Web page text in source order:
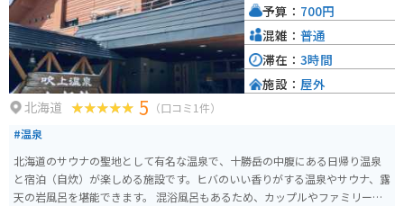
北海道 5 （口コミ1件）
#温泉
北海道のサウナの聖地として有名な温泉で、十勝岳の中腹にある日帰り温泉
と宿泊（自炊）が楽しめる施設です。ヒバのいい香りがする温泉やサウナ、露
天の岩風呂を堪能できます。 混浴風呂もあるため、カップルやファミリーで
予算： 700円
混雑： 普通
滞在： 3時間
施設： 屋外